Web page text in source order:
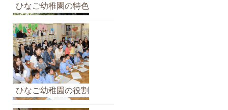
ひなご幼稚園の特色
ひなご幼稚園の役割